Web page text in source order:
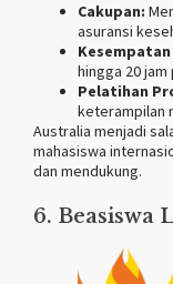
Cakupan:
asuransi
hingga 20
Pelatihan
keterampilan
Australia menjadi
mahasiswa
dan mendukung.
6. Beasiswa